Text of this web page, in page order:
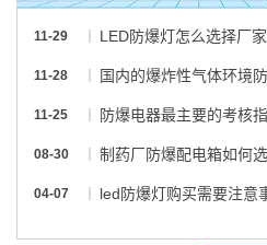
11-29 LED防爆灯怎么选择厂家
11-28 国内的爆炸性气体环境
11-25 防爆电器最主要的考核
08-30 制药厂防爆配电箱如何选
04-07 led防爆灯购买需要注意